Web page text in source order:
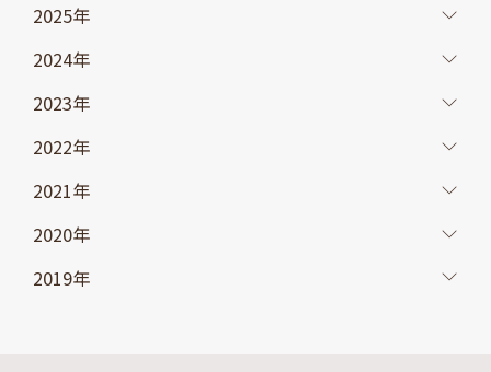
2025年
2024年
2023年
2022年
2021年
2020年
2019年